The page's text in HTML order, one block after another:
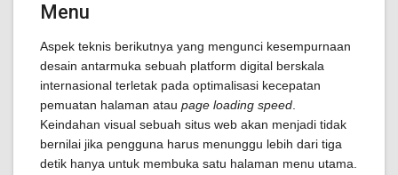
Menu
Aspek teknis berikutnya yang mengunci kesempurnaan
desain antarmuka sebuah platform digital berskala
internasional terletak pada optimalisasi kecepatan
pemuatan halaman atau page loading speed
Keindahan visual sebuah situs web akan menjadi tidak
bernilai jika pengguna harus menunggu lebih dari tiga
detik hanya untuk membuka satu halaman menu utama.